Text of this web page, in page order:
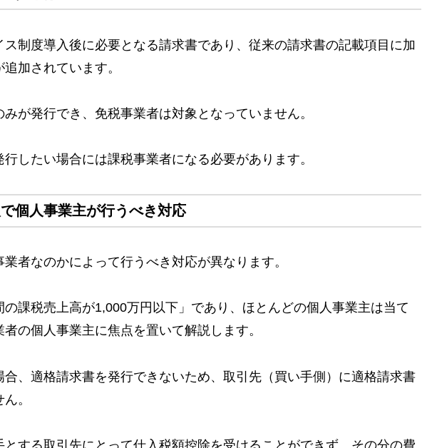
制度導入後に必要となる請求書であり、従来の請求書の記載項目に加
加されています。
が発行でき、免税事業者は対象となっていません。
したい場合には課税事業者になる必要があります。
個人事業主が行うべき対応
者なのかによって行うべき対応が異なります。
課税売上高が1,000万円以下」であり、ほとんどの個人事業主は当て
の個人事業主に焦点を置いて解説します。
合、適格請求書を発行できないため、取引先（買い手側）に適格請求書
。